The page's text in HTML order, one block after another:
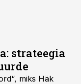
strateegia
miks Häk